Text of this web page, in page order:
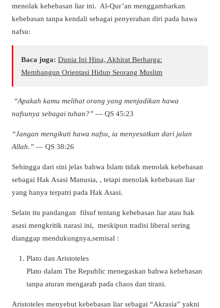
menolak kebebasan liar ini. Al-Qur’an menggambarkan
kebebasan tanpa kendali sebagai penyerahan diri pada hawa
nafsu:
Baca juga: Dunia Ini Hina, Akhirat Berharga:
Membangun Orientasi Hidup Seorang Muslim
“Apakah kamu melihat orang yang menjadikan hawa
nafsunya sebagai tuhan?” — QS 45:23
“Jangan mengikuti hawa nafsu, ia menyesatkan dari jalan
Allah.” — QS 38:26
Sehingga dari sini jelas bahwa Islam tidak menolak kebebasan
sebagai Hak Asasi Manusia, , tetapi menolak kebebasan liar
yang hanya terpatri pada Hak Asasi.
Selain itu pandangan filsuf tentang kebebasan liar atau hak
asasi mengkritik narasi ini, meskipun tradisi liberal sering
dianggap mendukungnya,semisal :
Plato dan Aristoteles
Plato dalam The Republic menegaskan bahwa kebebasan
tanpa aturan mengarah pada chaos dan tirani.
Aristoteles menyebut kebebasan liar sebagai “Akrasia” yakni